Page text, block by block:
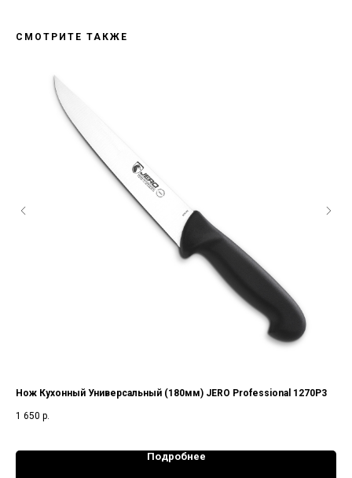
СМОТРИТЕ ТАКЖЕ
Нож Кухонный Универсальный (180мм) JERO Professional 1270P3
1 650 р.
Подробнее